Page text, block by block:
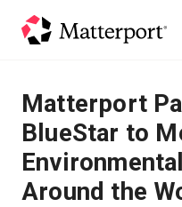
ソリューション
製品
料金設定
Matterport
BlueStar to
Around the